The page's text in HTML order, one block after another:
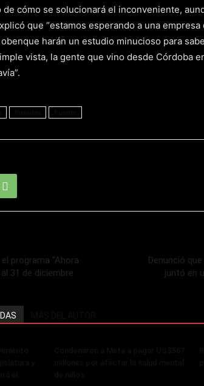
cómo se solucionará el inconveniente,
que “estamos esperando a una
harán un estudio minucioso para
vista, la gente que vino desde Córdoba
programa “Ahora
31 de diciembre
Denunció
juntó en